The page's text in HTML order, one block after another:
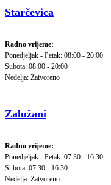
Starčevica
Radno vrijeme:
Ponedjeljak - Petak: 08:00 - 20:00
Subota: 08:00 - 20:00
Nedelja: Zatvoreno
Zalužani
Radno vrijeme:
Ponedjeljak - Petak: 07:30 - 16:30
Subota: 07:30 - 16:30
Nedelja: Zatvoreno